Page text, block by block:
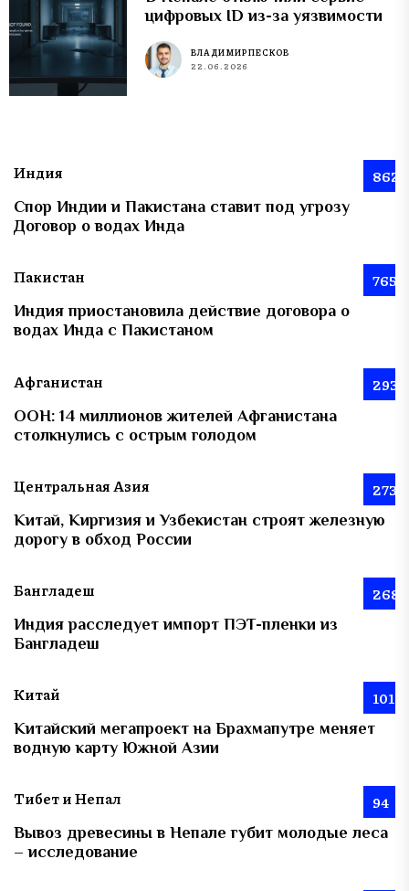
цифровых ID из-за уязвимости
ВЛАДИМИР ПЕСКОВ
22.06.2026
Индия 862
Спор Индии и Пакистана ставит под угрозу
Договор о водах Инда
Пакистан 765
Индия приостановила действие договора о
водах Инда с Пакистаном
Афганистан 293
ООН: 14 миллионов жителей Афганистана
столкнулись с острым голодом
Центральная Азия 273
Китай, Киргизия и Узбекистан строят железную
дорогу в обход России
Бангладеш 268
Индия расследует импорт ПЭТ-пленки из
Бангладеш
Китай 101
Китайский мегапроект на Брахмапутре меняет
водную карту Южной Азии
Тибет и Непал 94
Вывоз древесины в Непале губит молодые леса
– исследование